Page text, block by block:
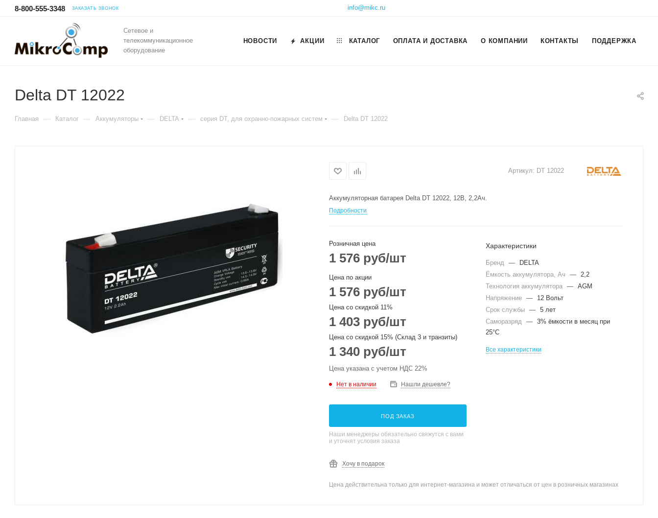
8-800-555-3348 ЗАКАЗАТЬ ЗВОНОК info@mikc.ru
Сетевое и
телекоммуникационное
оборудование
НОВОСТИ АКЦИИ КАТАЛОГ ОПЛАТА И ДОСТАВКА О КОМПАНИИ КОНТАКТЫ ПОДДЕРЖКА
Delta DT 12022
Главная — Каталог — Аккумуляторы — DELTA — серия DT, для охранно-пожарных систем — Delta DT 12022
Артикул: DT 12022
Аккумуляторная батарея Delta DT 12022, 12В, 2,2Ач.
Подробности
Розничная цена
1 576 руб/шт
Цена по акции
1 576 руб/шт
Цена со скидкой 11%
1 403 руб/шт
Цена со скидкой 15% (Склад 3 и транзиты)
1 340 руб/шт
Цена указана с учетом НДС 22%
Нет в наличии Нашли дешевле?
ПОД ЗАКАЗ
Наши менеджеры обязательно свяжутся с вами
и уточнят условия заказа
Хочу в подарок
Характеристики
Бренд —
DELTA
Ёмкость аккумулятора, Ач
— 2,2
Технология аккумулятора — AGM
Напряжение —
12 Вольт
Срок службы — 5 лет
Саморазряд — 3% ёмкости в месяц при
25°С
Все характеристики
Цена действительна только для интернет-магазина и может отличаться от цен в розничных магазинах